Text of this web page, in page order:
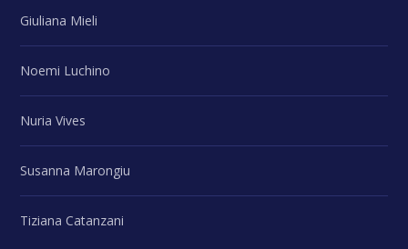
Giuliana Mieli
Noemi Luchino
Nuria Vives
Susanna Marongiu
Tiziana Catanzani